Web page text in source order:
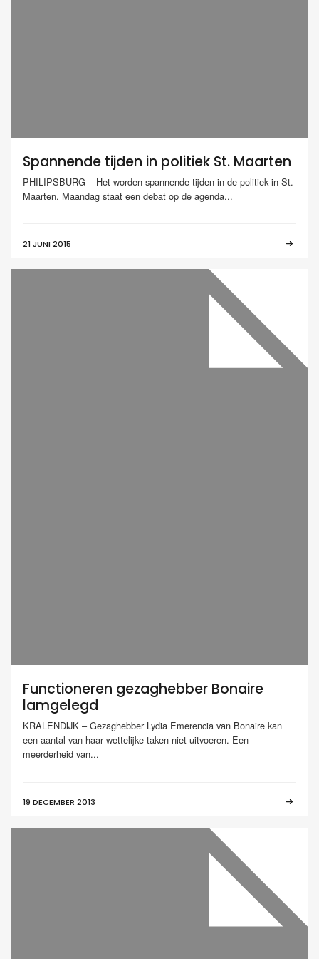
Spannende tijden in politiek St. Maarten
PHILIPSBURG – Het worden spannende tijden in de politiek in St.
Maarten. Maandag staat een debat op de agenda...
21 JUNI 2015
Functioneren gezaghebber Bonaire
lamgelegd
KRALENDIJK – Gezaghebber Lydia Emerencia van Bonaire kan
een aantal van haar wettelijke taken niet uitvoeren. Een
meerderheid van...
19 DECEMBER 2013